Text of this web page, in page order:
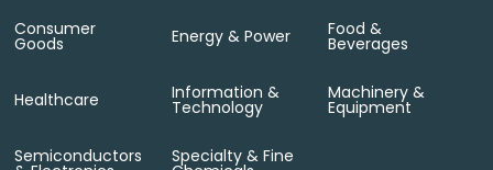
Consumer
Goods Energy & Power Food &
Beverages
Healthcare Information &
Technology
Machinery &
Equipment
Semiconductors Specialty & Fine